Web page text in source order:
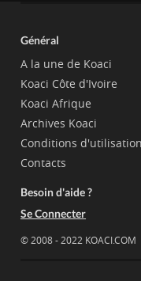
Général
A la une de Koaci
Koaci Côte d'Ivoire
Koaci Afrique
Archives Koaci
Conditions d'utilisation
Contacts
Besoin d'aide ?
Se Connecter
© 2008 - 2022 KOACI.COM